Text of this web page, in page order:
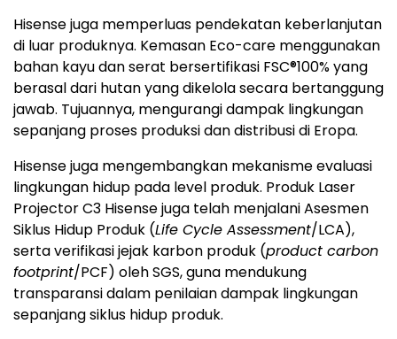
Hisense juga memperluas pendekatan keberlanjutan
di luar produknya. Kemasan Eco-care menggunakan
bahan kayu dan serat bersertifikasi FSC®100% yang
berasal dari hutan yang dikelola secara bertanggung
jawab. Tujuannya, mengurangi dampak lingkungan
sepanjang proses produksi dan distribusi di Eropa.
Hisense juga mengembangkan mekanisme evaluasi
lingkungan hidup pada level produk. Produk Laser
Projector C3 Hisense juga telah menjalani Asesmen
Siklus Hidup Produk (Life Cycle Assessment/LCA),
serta verifikasi jejak karbon produk (product carbon
footprint/PCF) oleh SGS, guna mendukung
transparansi dalam penilaian dampak lingkungan
sepanjang siklus hidup produk.